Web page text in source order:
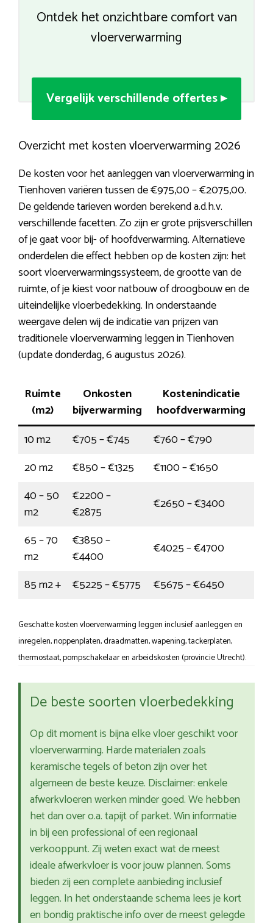
Ontdek het onzichtbare comfort van
vloerverwarming
Vergelijk verschillende offertes ▸
Overzicht met kosten vloerverwarming 2026
De kosten voor het aanleggen van vloerverwarming in
Tienhoven variëren tussen de €975,00 – €2075,00.
De geldende tarieven worden berekend a.d.h.v.
verschillende facetten. Zo zijn er grote prijsverschillen
of je gaat voor bij- of hoofdverwarming. Alternatieve
onderdelen die effect hebben op de kosten zijn: het
soort vloerverwarmingssysteem, de grootte van de
ruimte, of je kiest voor natbouw of droogbouw en de
uiteindelijke vloerbedekking. In onderstaande
weergave delen wij de indicatie van prijzen van
traditionele vloerverwarming leggen in Tienhoven
(update donderdag, 6 augustus 2026).
Ruimte
(m2)
Onkosten
bijverwarming
Kostenindicatie
hoofdverwarming
10 m2
€705 – €745
€760 – €790
20 m2
€850 – €1325
€1100 – €1650
40 – 50
m2
€2200 –
€2875
€2650 – €3400
65 – 70
m2
€3850 –
€4400
€4025 – €4700
85 m2 +
€5225 – €5775 €5675 – €6450
Geschatte kosten vloerverwarming leggen inclusief aanleggen en
inregelen, noppenplaten, draadmatten, wapening, tackerplaten,
thermostaat, pompschakelaar en arbeidskosten (provincie Utrecht).
De beste soorten vloerbedekking
Op dit moment is bijna elke vloer geschikt voor
vloerverwarming. Harde materialen zoals
keramische tegels of beton zijn over het
algemeen de beste keuze. Disclaimer: enkele
afwerkvloeren werken minder goed. We hebben
het dan over o.a. tapijt of parket. Win informatie
in bij een professional of een regionaal
verkooppunt. Zij weten exact wat de meest
ideale afwerkvloer is voor jouw plannen. Soms
bieden zij een complete aanbieding inclusief
leggen. In het onderstaande schema lees je kort
en bondig praktische info over de meest gelegde